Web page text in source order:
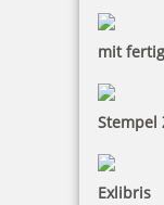
mit
Stempel
Exlibris
Jetzt gestalten